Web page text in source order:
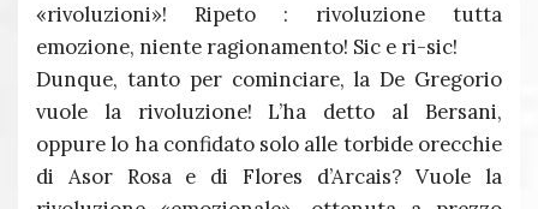
«rivoluzioni»! Ripeto : rivoluzione tutta
emozione, niente ragionamento! Sic e ri-sic!
Dunque, tanto per cominciare, la De Gregorio
vuole la rivoluzione! L’ha detto al Bersani,
oppure lo ha confidato solo alle torbide orecchie
di Asor Rosa e di Flores d’Arcais? Vuole la